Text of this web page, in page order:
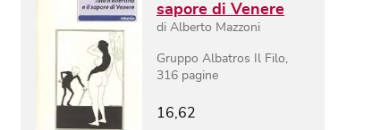
sapore di Venere
di Alberto Mazzoni
Gruppo Albatros Il Filo
316 pagine
16,62